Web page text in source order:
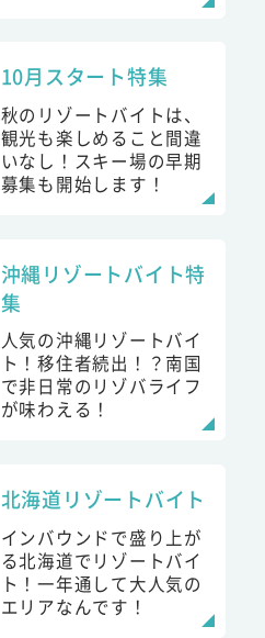
10月スタート特集
秋のリゾートバイトは、
観光も楽しめること間違
いなし！スキー場の早期
募集も開始します！
沖縄リゾートバイト特
集
人気の沖縄リゾートバイ
ト！移住者続出！？南国
で非日常のリゾバライフ
が味わえる！
北海道リゾートバイト
インバウンドで盛り上が
る北海道でリゾートバイ
ト！一年通して大人気の
エリアなんです！